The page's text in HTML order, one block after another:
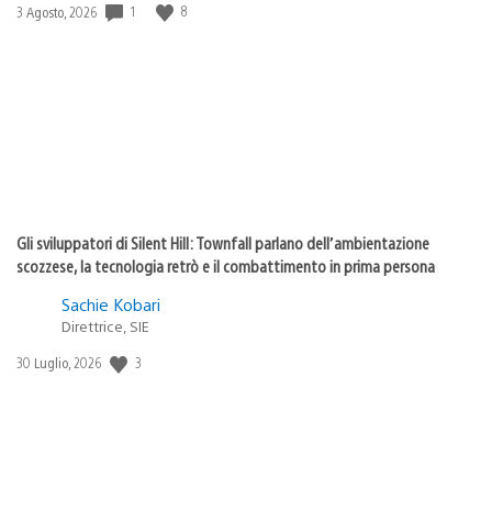
Data
3 Agosto, 2026 1 8
Gli sviluppatori di Silent Hill: Townfall parlano dell’ambientazione
scozzese, la tecnologia retrò e il combattimento in prima persona
Sachie Kobari
Direttrice, SIE
Data
30 Luglio, 2026 3